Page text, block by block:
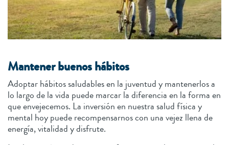
Mantener buenos hábitos
Adoptar hábitos saludables en la juventud y mantenerlos a
lo largo de la vida puede marcar la diferencia en la forma en
que envejecemos. La inversión en nuestra salud física y
mental hoy puede recompensarnos con una vejez llena de
energía, vitalidad y disfrute.